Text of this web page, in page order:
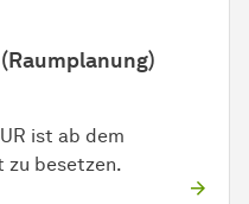
ist ab dem
zu besetzen.